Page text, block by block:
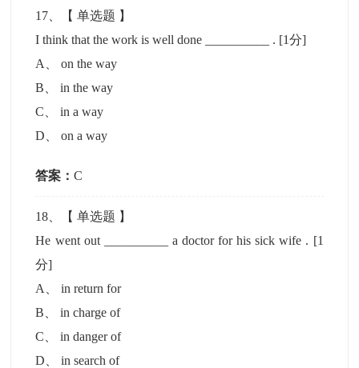
17 、【单选题 】
I think that the work is well done __________ . [1分]
A
、on the way
B 、in the way
C 、in a way
D 、on a way
答案：C
18 、【单选题 】
He went out __________ a doctor for his sick wife . [1
分]
A
、in return for
B 、in charge of
C 、in danger of
D 、in search of